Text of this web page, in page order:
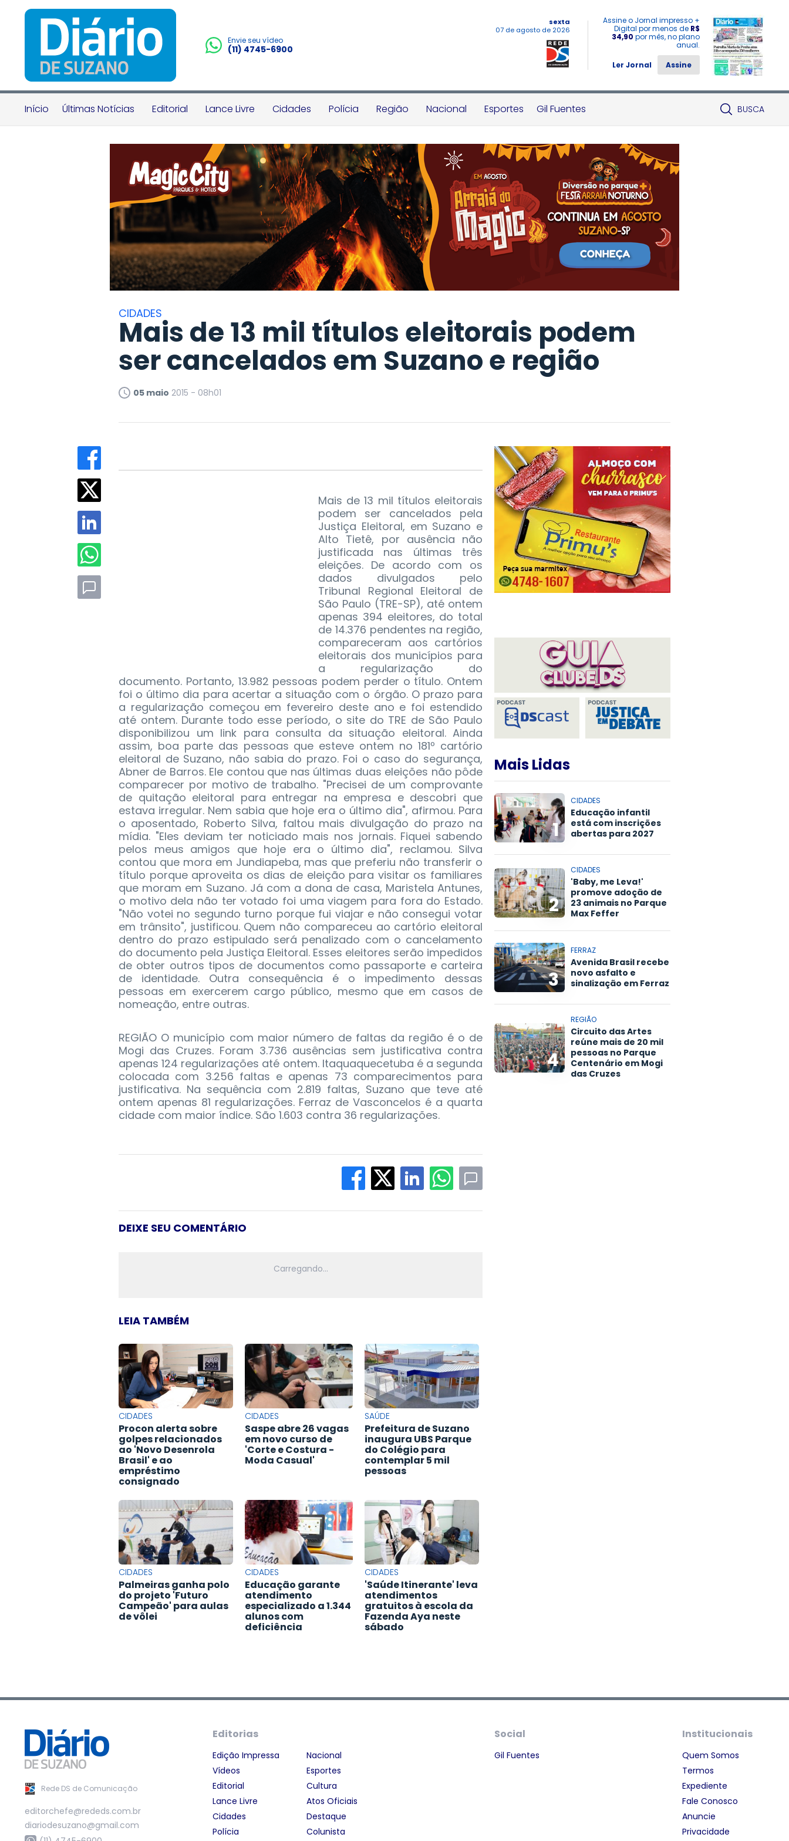
Envie seu vídeo
(11) 4745-6900
sexta
07 de agosto de 2026
Assine o Jornal impresso +
Digital por menos de R$
34,90 por mês, no plano
anual.
Ler Jornal
Assine
Início Últimas Notícias Editorial Lance Livre Cidades Polícia Região Nacional Esportes Gil Fuentes BUSCA
CIDADES
Mais de 13 mil títulos eleitorais podem
ser cancelados em Suzano e região
05 maio 2015 - 08h01
Mais de 13 mil títulos eleitorais
podem ser cancelados pela
Justiça Eleitoral, em Suzano e
Alto Tietê, por ausência não
justificada nas últimas três
eleições. De acordo com os
dados divulgados pelo
Tribunal Regional Eleitoral de
São Paulo (TRE-SP), até ontem
apenas 394 eleitores, do total
de 14.376 pendentes na região,
compareceram aos cartórios
eleitorais dos municípios para
a regularização do
documento. Portanto, 13.982 pessoas podem perder o título. Ontem
foi o último dia para acertar a situação com o órgão. O prazo para
a regularização começou em fevereiro deste ano e foi estendido
até ontem. Durante todo esse período, o site do TRE de São Paulo
disponibilizou um link para consulta da situação eleitoral. Ainda
assim, boa parte das pessoas que esteve ontem no 181º cartório
eleitoral de Suzano, não sabia do prazo.Foi o caso do segurança,
Abner de Barros. Ele contou que nas últimas duas eleições não pôde
comparecer por motivo de trabalho. "Precisei de um comprovante
de quitação eleitoral para entregar na empresa e descobri que
estava irregular. Nem sabia que hoje era o último dia", afirmou. Para
o aposentado, Roberto Silva, faltou mais divulgação do prazo na
mídia. "Eles deviam ter noticiado mais nos jornais. Fiquei sabendo
pelos meus amigos que hoje era o último dia", reclamou. Silva
contou que mora em Jundiapeba, mas que preferiu não transferir o
título porque aproveita os dias de eleição para visitar os familiares
que moram em Suzano. Já com a dona de casa, Maristela Antunes,
o motivo dela não ter votado foi uma viagem para fora do Estado.
"Não votei no segundo turno porque fui viajar e não consegui votar
em trânsito", justificou. Quem não compareceu ao cartório eleitoral
dentro do prazo estipulado será penalizado com o cancelamento
do documento pela Justiça Eleitoral. Esses eleitores serão impedidos
de obter outros tipos de documentos como passaporte e carteira
de identidade. Outra consequência é o impedimento dessas
pessoas em exercerem cargo público, mesmo que em casos de
nomeação, entre outras.
REGIÃO O município com maior número de faltas da região é o de
Mogi das Cruzes. Foram 3.736 ausências sem justificativa contra
apenas 124 regularizações até ontem. Itaquaquecetuba é a segunda
colocada com 3.256 faltas e apenas 73 comparecimentos para
justificativa. Na sequência com 2.819 faltas, Suzano que teve até
ontem apenas 81 regularizações. Ferraz de Vasconcelos é a quarta
cidade com maior índice. São 1.603 contra 36 regularizações.
DEIXE SEU COMENTÁRIO
LEIA TAMBÉM
CIDADES
Procon alerta sobre
golpes relacionados
ao 'Novo Desenrola
Brasil' e ao
empréstimo
consignado
CIDADES
Saspe abre 26 vagas
em novo curso de
'Corte e Costura -
Moda Casual'
SAÚDE
Prefeitura de Suzano
inaugura UBS Parque
do Colégio para
contemplar 5 mil
pessoas
CIDADES
Palmeiras ganha polo
do projeto 'Futuro
Campeão' para aulas
de vôlei
CIDADES
Educação garante
atendimento
especializado a 1.344
alunos com
deficiência
CIDADES
'Saúde Itinerante' leva
atendimentos
gratuitos à escola da
Fazenda Aya neste
sábado
Mais Lidas
1
CIDADES
Educação infantil
está com inscrições
abertas para 2027
2
CIDADES
'Baby, me Leva!'
promove adoção de
23 animais no Parque
Max Feffer
3
FERRAZ
Avenida Brasil recebe
novo asfalto e
sinalização em Ferraz
4
REGIÃO
Circuito das Artes
reúne mais de 20 mil
pessoas no Parque
Centenário em Mogi
das Cruzes
Rede DS de Comunicação
editorchefe@rededs.com.br
diariodesuzano@gmail.com
Editorias
Edição Impressa
Vídeos
Editorial
Lance Livre
Cidades
Polícia
Nacional
Esportes
Cultura
Atos Oficiais
Destaque
Colunista
Social
Gil Fuentes
Institucionais
Quem Somos
Termos
Expediente
Fale Conosco
Anuncie
Privacidade